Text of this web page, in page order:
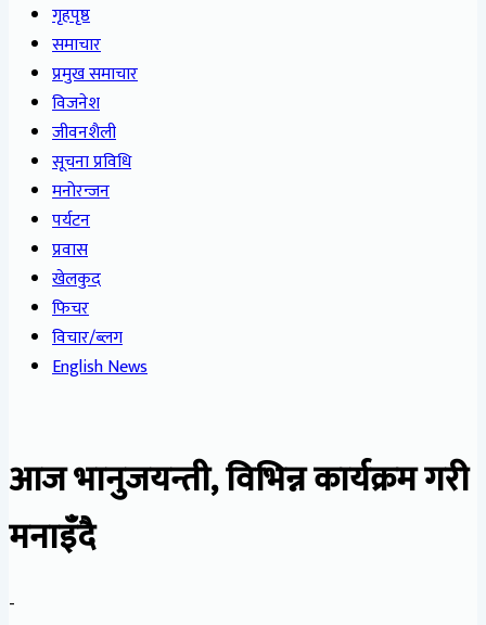
गृहपृष्ठ
समाचार
प्रमुख समाचार
विजनेश
जीवनशैली
सूचना प्रविधि
मनोरन्जन
पर्यटन
प्रवास
खेलकुद
फिचर
विचार/ब्लग
English News
आज भानुजयन्ती, विभिन्न कार्यक्रम गरी
मनाइँदै
-